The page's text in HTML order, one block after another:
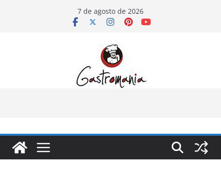
7 de agosto de 2026